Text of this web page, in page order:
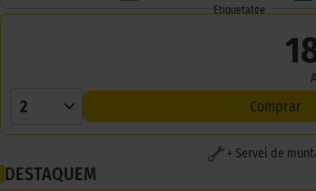
Etiquetatge
2 Comprar
+ Servei de
DESTAQUEM